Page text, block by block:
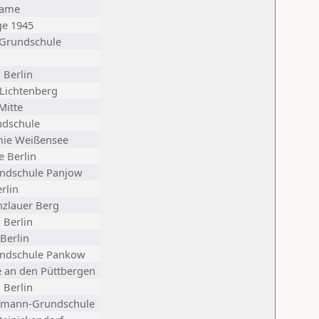
1945
Berlin
Weißensee
Berlin
Panjow
Berg
Berlin
Pankow
an den Püttbergen
Berlin
Grundschule